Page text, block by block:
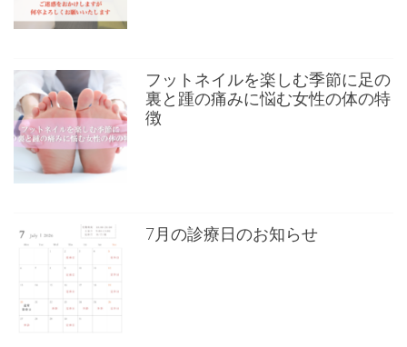
フットネイルを楽しむ季節に足の
裏と踵の痛みに悩む女性の体の特
徴
7月の診療日のお知らせ